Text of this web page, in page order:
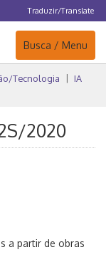
Traduzir/Translate
Navegação
Busca / Menu
Tecnologia
IA
2020
a partir de obras